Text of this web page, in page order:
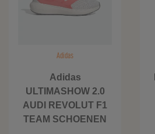
Adidas
Adidas
ULTIMASHOW 2.0
AUDI REVOLUT F1
TEAM SCHOENEN